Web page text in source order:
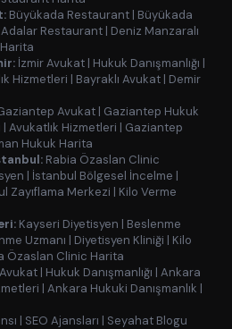
Büyükada Restaurant | Büyükada
Adalar Restaurant | Deniz Manzaralı
İzmir Avukat | Hukuk Danışmanlığı |
Hizmetleri | Bayraklı Avukat | Demir
Avukat | Gaziantep Hukuk
| Avukatlık Hizmetleri | Gaziantep
Hukuk Harita
Rabia Özaslan Clinic
| İstanbul Bölgesel İncelme |
Zayıflama Merkezi | Kilo Verme
Kayseri Diyetisyen | Beslenme
Uzmanı | Diyetisyen Kliniği | Kilo
Özaslan Clinic Harita
| Hukuk Danışmanlığı | Ankara
| Ankara Hukuki Danışmanlık |
| SEO Ajansları | Seyahat Blogu